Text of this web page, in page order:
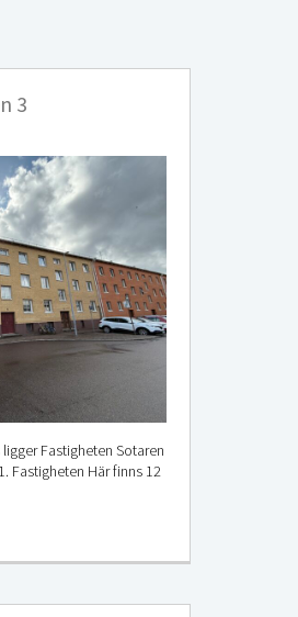
3
Fastigheten Sotaren
Fastigheten Här finns 12